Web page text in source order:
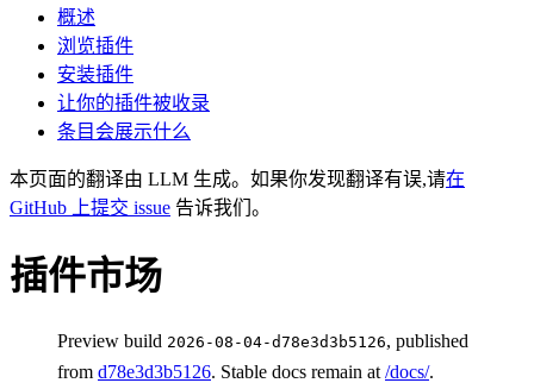
概述
浏览插件
安装插件
让你的插件被收录
条目会展示什么
本页面的翻译由 LLM 生成。如果你发现翻译有误,请在
GitHub 上提交 issue 告诉我们。
插件市场
Preview build 2026-08-04-d78e3d3b5126, published
from d78e3d3b5126. Stable docs remain at /docs/.